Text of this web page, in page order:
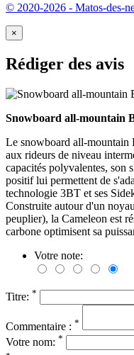
© 2020-2026 - Matos-des-
×
Rédiger des avis
Snowboard all-mountain
Le snowboard all-mountain
aux rideurs de niveau
capacités polyvalentes, son
positif lui permettent de
technologie 3BT et ses
Construite autour d'un
peuplier), la Cameleon est
carbone optimisent sa
Votre note:
Titre: *
Commentaire : *
Votre nom: *